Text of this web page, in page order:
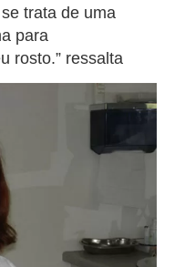
trata de uma
para
rosto.” ressalta